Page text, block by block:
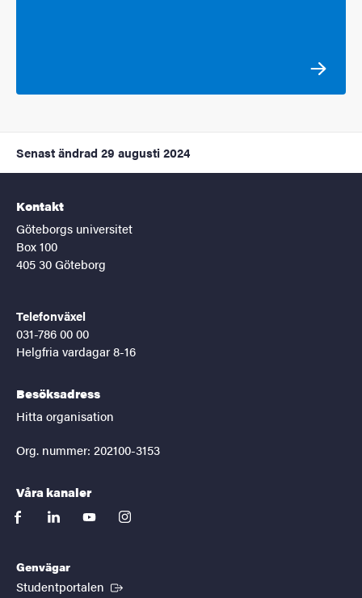
Senast ändrad 29 augusti 2024
Kontakt
Göteborgs universitet
Box 100
405 30 Göteborg
Telefonväxel
031-786 00 00
Helgfria vardagar 8-16
Besöksadress
Hitta organisation
Org. nummer: 202100-3153
Våra kanaler
facebooklinkedinyoutubeinstagram
Genvägar
Studentportalen (Extern länk)